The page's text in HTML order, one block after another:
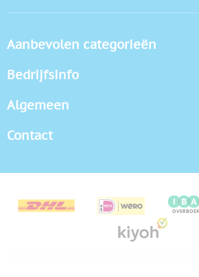
Aanbevolen categorieën
Bedrijfsinfo
Algemeen
Contact